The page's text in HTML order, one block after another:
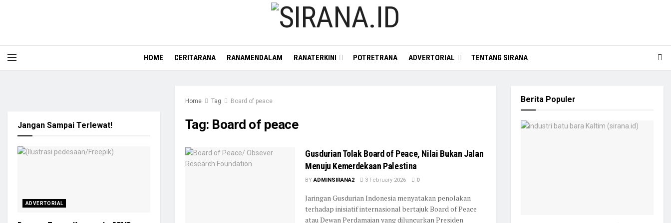
HOME CERITARANA RANAMENDALAM RANATERKINI POTRETRANA ADVERTORIAL TENTANG SIRANA
Home Tag Board of peace
Tag: Board of peace
Gusdurian Tolak Board of Peace, Nilai Bukan Jalan
Menuju Kemerdekaan Palestina
BY ADMINSIRANA2 3 February 2026 0
Jaringan Gusdurian Indonesia menyatakan penolakan
terhadap inisiatif internasional bertajuk Board of Peace
atau Dewan Perdamaian yang diluncurkan Presiden
Jangan Sampai Terlewat!
ADVERTORIAL
Berita Populer